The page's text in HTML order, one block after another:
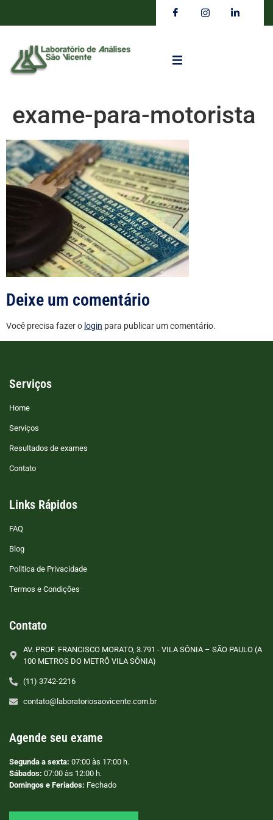
exame-para-motorista
Deixe um comentário
Você precisa fazer o login para publicar um comentário.
Serviços
Home
Serviços
Resultados de exames
Contato
Links Rápidos
FAQ
Blog
Politica de Privacidade
Termos e Condições
Contato
AV. PROF. FRANCISCO MORATO, 3.791 - VILA SÔNIA – SÃO PAULO (A
100 METROS DO METRÔ VILA SÔNIA)
(11) 3742-2216
contato@laboratoriosaovicente.com.br
Agende seu exame
Segunda a sexta: 07:00 às 17:00 h.
Sábados: 07:00 às 12:00 h.
Domingos e Feriados: Fechado